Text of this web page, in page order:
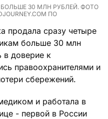
30 МЛН РУБЛЕЙ. ФОТО
ПО
продала сразу четыре
больше 30 млн
в доверие к
правоохранителями и
сбережений.
и работала в
- первой в России